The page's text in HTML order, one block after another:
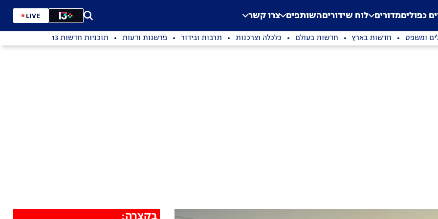
Application error: a
. כפוליםמדורים לוח שידוריםהשותפים צרו קשר LIVE
ומשפט חדשות בארץ חדשות בעולם כלכלה וצרכנות תרבות ובידור פרשנות ודעות תוכניות חדשות 13